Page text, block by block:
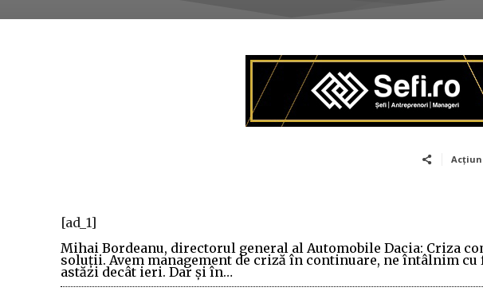
[ad_1]
Mihai Bordeanu, directorul general al Automobile Dacia: Criza
soluţii. Avem management de criză în continuare, ne întâlnim
astăzi decât ieri. Dar şi în…